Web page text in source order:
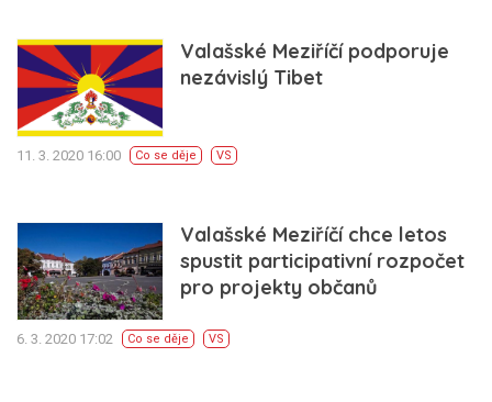
Valašské Meziříčí podporuje
nezávislý Tibet
11. 3. 2020 16:00 Co se děje VS
Valašské Meziříčí chce letos
spustit participativní rozpočet
pro projekty občanů
6. 3. 2020 17:02 Co se děje VS